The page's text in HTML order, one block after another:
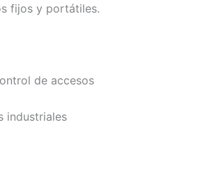
fijos y portátiles.
de accesos
industriales